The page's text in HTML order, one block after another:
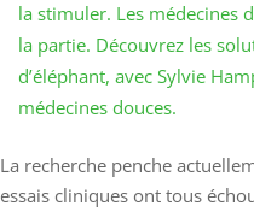
la stimuler. Les médecines
la partie. Découvrez les
d’éléphant, avec Sylvie
médecines douces.
La recherche penche
essais cliniques ont tous